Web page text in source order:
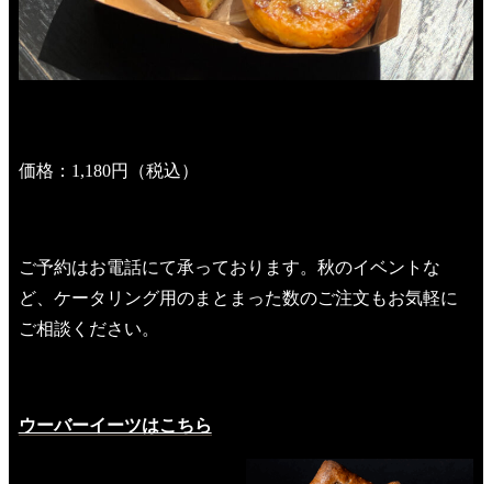
価格：1,180円（税込）
ご予約はお電話にて承っております。秋のイベントな
ど、ケータリング用のまとまった数のご注文もお気軽に
ご相談ください。
ウーバーイーツはこちら